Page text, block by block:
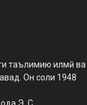
таълимию илмӣ ва
Он соли 1948